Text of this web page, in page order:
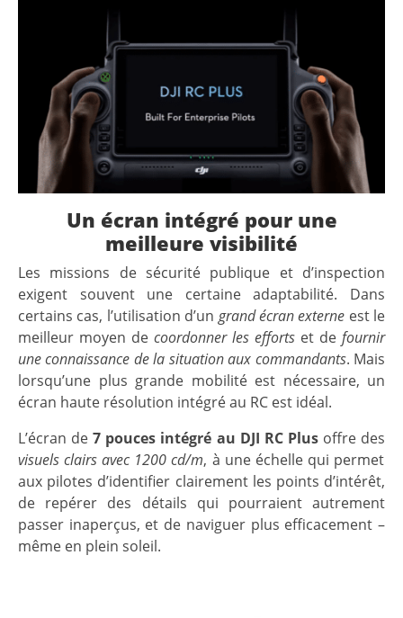
Un écran intégré pour une
meilleure visibilité
Les missions de sécurité publique et d’inspection
exigent souvent une certaine adaptabilité. Dans
certains cas, l’utilisation d’un grand écran externe est le
meilleur moyen de coordonner les efforts et de fournir
une connaissance de la situation aux commandants. Mais
lorsqu’une plus grande mobilité est nécessaire, un
écran haute résolution intégré au RC est idéal.
L’écran de7 pouces intégré au DJI RC Plusoffre des
visuels clairs avec 1200 cd/m, à une échelle qui permet
aux pilotes d’identifier clairement les points d’intérêt,
de repérer des détails qui pourraient autrement
passer inaperçus, et de naviguer plus efficacement –
même en plein soleil.